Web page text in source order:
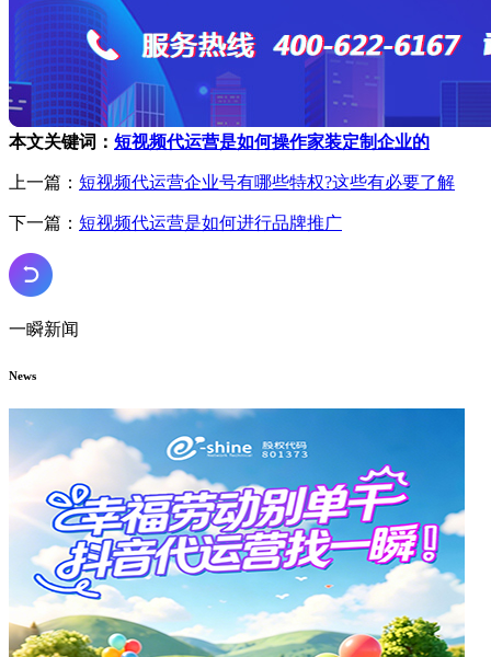
本文关键词： 短视频代运营是如何操作家装定制企业的
上一篇： 短视频代运营企业号有哪些特权?这些有必要了解
下一篇： 短视频代运营是如何进行品牌推广
一瞬新闻
News